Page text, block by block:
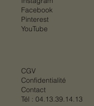
CGV
Confidentialité
Contact
Tél : 04.13.39.14.13
Facebook
Pinterest
YouTube